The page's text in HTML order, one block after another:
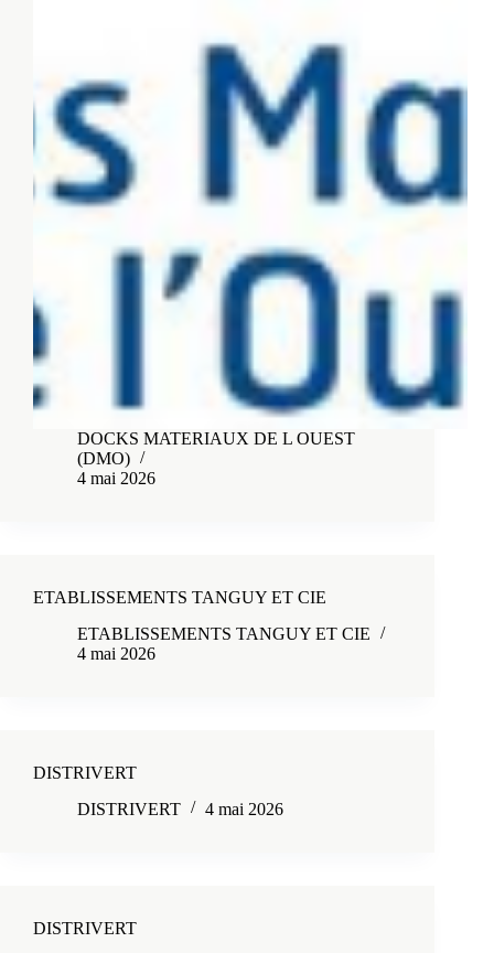
DOCKS MATERIAUX DE L OUEST
(DMO)
4 mai 2026
ETABLISSEMENTS TANGUY ET CIE
ETABLISSEMENTS TANGUY ET CIE
4 mai 2026
DISTRIVERT
DISTRIVERT
4 mai 2026
DISTRIVERT